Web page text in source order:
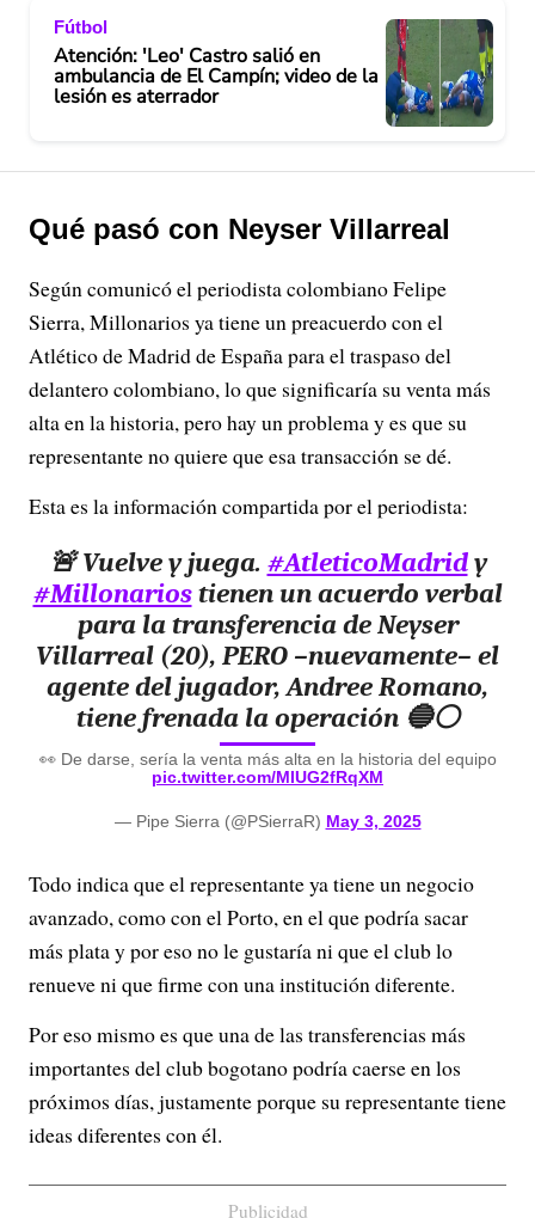
Fútbol
Atención: 'Leo' Castro salió en
ambulancia de El Campín; video de la
lesión es aterrador
Qué pasó con Neyser Villarreal
Según comunicó el periodista colombiano Felipe
Sierra, Millonarios ya tiene un preacuerdo con el
Atlético de Madrid de España para el traspaso del
delantero colombiano, lo que significaría su venta más
alta en la historia, pero hay un problema y es que su
representante no quiere que esa transacción se dé.
Esta es la información compartida por el periodista:
🚨 Vuelve y juega. #AtleticoMadridy
#Millonariostienen un acuerdo verbal
para la transferencia de Neyser
Villarreal (20), PERO –nuevamente– el
agente del jugador, Andree Romano,
tiene frenada la operación 🔵⚪️
👀 De darse, sería la venta más alta en la historia del equipo
pic.twitter.com/MIUG2fRqXM
— Pipe Sierra (@PSierraR) May 3, 2025
Todo indica que el representante ya tiene un negocio
avanzado, como con el Porto, en el que podría sacar
más plata y por eso no le gustaría ni que el club lo
renueve ni que firme con una institución diferente.
Por eso mismo es que una de las transferencias más
importantes del club bogotano podría caerse en los
próximos días, justamente porque su representante tiene
ideas diferentes con él.
Publicidad